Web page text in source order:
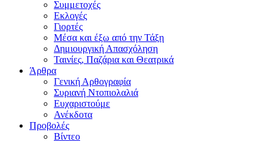
Συμμετοχές
Εκλογές
Γιορτές
Μέσα και έξω από την Τάξη
Δημιουργική Απασχόληση
Ταινίες, Παζάρια και Θεατρικά
Άρθρα
Γενική Αρθογραφία
Συριανή Ντοπιολαλιά
Ευχαριστούμε
Ανέκδοτα
Προβολές
Βίντεο